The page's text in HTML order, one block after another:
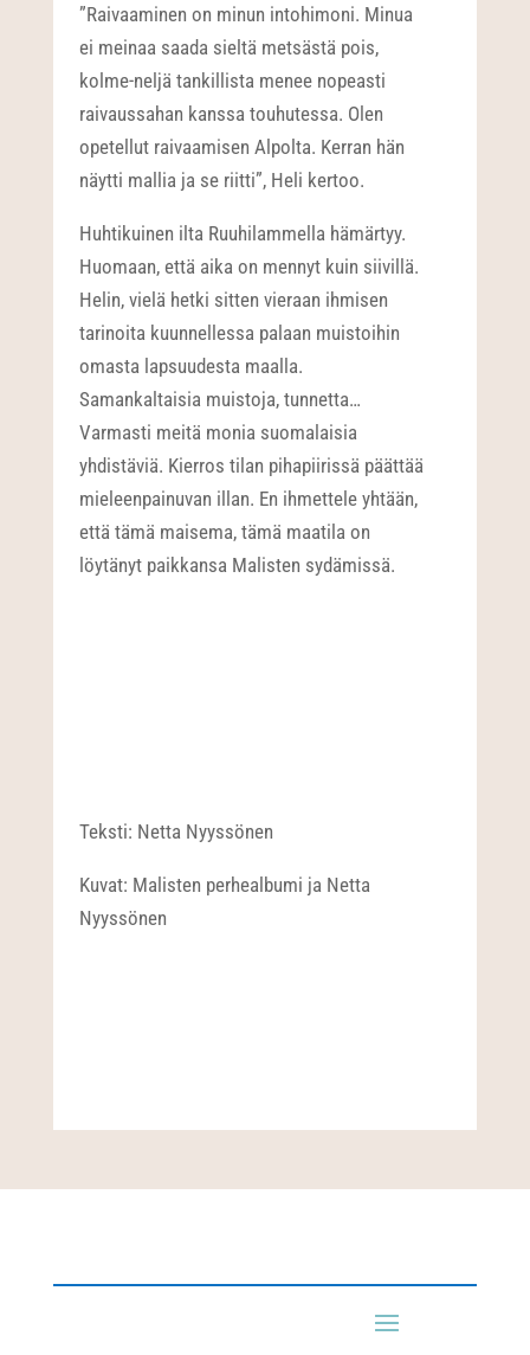
”Raivaaminen on minun intohimoni. Minua
ei meinaa saada sieltä metsästä pois,
kolme-neljä tankillista menee nopeasti
raivaussahan kanssa touhutessa. Olen
opetellut raivaamisen Alpolta. Kerran hän
näytti mallia ja se riitti”, Heli kertoo.
Huhtikuinen ilta Ruuhilammella hämärtyy.
Huomaan, että aika on mennyt kuin siivillä.
Helin, vielä hetki sitten vieraan ihmisen
tarinoita kuunnellessa palaan muistoihin
omasta lapsuudesta maalla.
Samankaltaisia muistoja, tunnetta…
Varmasti meitä monia suomalaisia
yhdistäviä. Kierros tilan pihapiirissä päättää
mieleenpainuvan illan. En ihmettele yhtään,
että tämä maisema, tämä maatila on
löytänyt paikkansa Malisten sydämissä.
Teksti: Netta Nyyssönen
Kuvat: Malisten perhealbumi ja Netta
Nyyssönen